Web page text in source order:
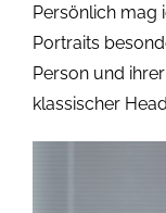
Persönlich mag
Portraits
Person und
klassischer